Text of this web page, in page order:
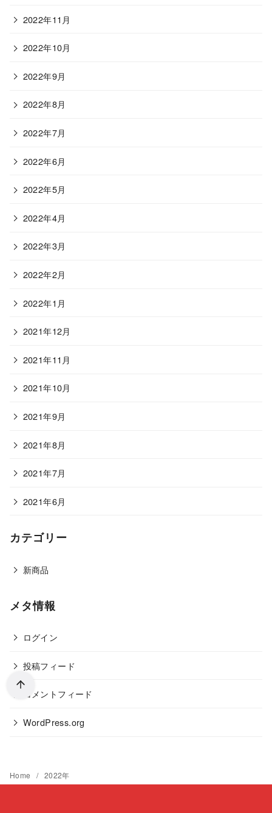
2022年11月
2022年10月
2022年9月
2022年8月
2022年7月
2022年6月
2022年5月
2022年4月
2022年3月
2022年2月
2022年1月
2021年12月
2021年11月
2021年10月
2021年9月
2021年8月
2021年7月
2021年6月
カテゴリー
新商品
メタ情報
ログイン
投稿フィード
コメントフィード
WordPress.org
Home 2022年